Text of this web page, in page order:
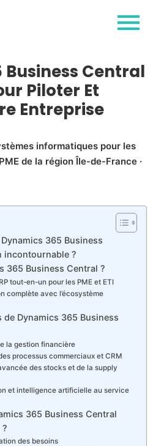
Central
Piloter Et
Entreprise
informatiques pour les
de la région Île-de-France ·
365 Business
incontournable ?
365 Business Central ?
tout-en-un pour les PME et ETI
complète avec l’écosystème
de Dynamics 365 Business
la gestion financière
processus commerciaux et CRM
des stocks et de la supply
et intelligence artificielle au service
365 Business Central
des besoins